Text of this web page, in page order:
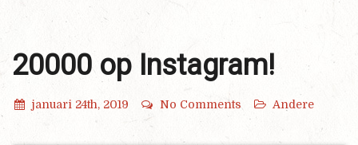
20000 op Instagram!
januari 24th, 2019 No Comments Andere